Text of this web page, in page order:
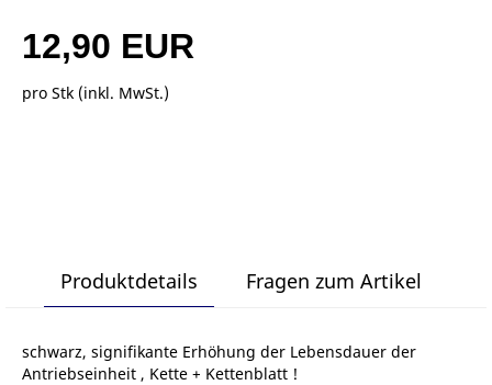
12,90 EUR
pro Stk (inkl. MwSt.)
Produktdetails Fragen zum Artikel
schwarz, signifikante Erhöhung der Lebensdauer der
Antriebseinheit , Kette + Kettenblatt !